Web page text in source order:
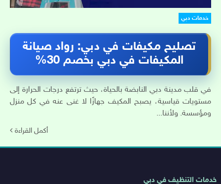
خدمات دبي
تصليح مكيفات في دبي: رواد صيانة
المكيفات في دبي بخصم 30%
في قلب مدينة دبي النابضة بالحياة، حيث ترتفع درجات الحرارة إلى
مستويات قياسية، يصبح المكيف جهازًا لا غنى عنه في كل منزل
ومؤسسة. ولأننا...
أكمل القراءة
روابط
خدمات التنظيف في دبي